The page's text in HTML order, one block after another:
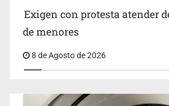
Exigen con protesta atender
de menores
8 de Agosto de 2026